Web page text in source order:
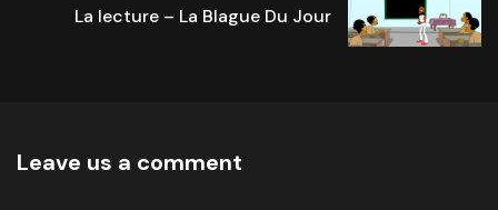
La lecture – La Blague Du Jour
Leave us a comment